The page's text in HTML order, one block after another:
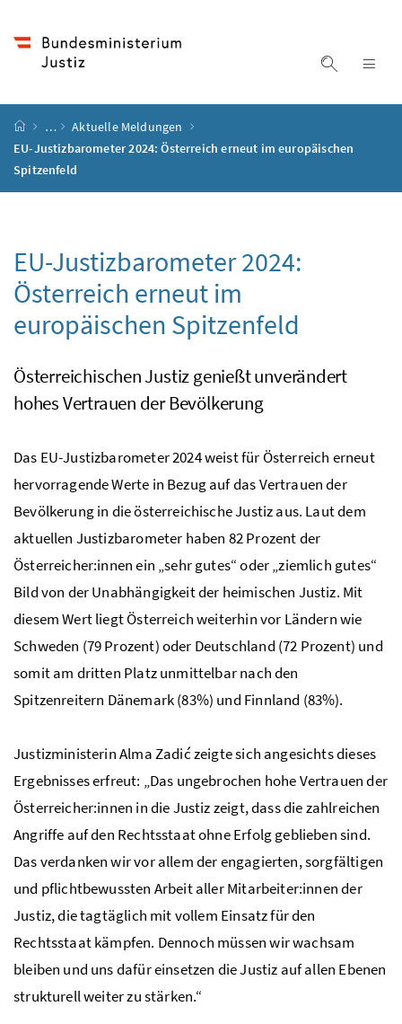
Suche
Startseite
…
Aktuelle Meldungen
EU-Justizbarometer 2024: Österreich erneut im europäischen
Spitzenfeld
EU-Justizbarometer 2024:
Österreich erneut im
europäischen Spitzenfeld
Österreichischen Justiz genießt unverändert
hohes Vertrauen der Bevölkerung
Das EU-Justizbarometer 2024 weist für Österreich erneut
hervorragende Werte in Bezug auf das Vertrauen der
Bevölkerung in die österreichische Justiz aus. Laut dem
aktuellen Justizbarometer haben 82 Prozent der
Österreicher:innen ein „sehr gutes“ oder „ziemlich gutes“
Bild von der Unabhängigkeit der heimischen Justiz. Mit
diesem Wert liegt Österreich weiterhin vor Ländern wie
Schweden (79 Prozent) oder Deutschland (72 Prozent) und
somit am dritten Platz unmittelbar nach den
Spitzenreitern Dänemark (83%) und Finnland (83%).
Justizministerin Alma Zadić zeigte sich angesichts dieses
Ergebnisses erfreut: „Das ungebrochen hohe Vertrauen der
Österreicher:innen in die Justiz zeigt, dass die zahlreichen
Angriffe auf den Rechtsstaat ohne Erfolg geblieben sind.
Das verdanken wir vor allem der engagierten, sorgfältigen
und pflichtbewussten Arbeit aller Mitarbeiter:innen der
Justiz, die tagtäglich mit vollem Einsatz für den
Rechtsstaat kämpfen. Dennoch müssen wir wachsam
bleiben und uns dafür einsetzen die Justiz auf allen Ebenen
strukturell weiter zu stärken.“